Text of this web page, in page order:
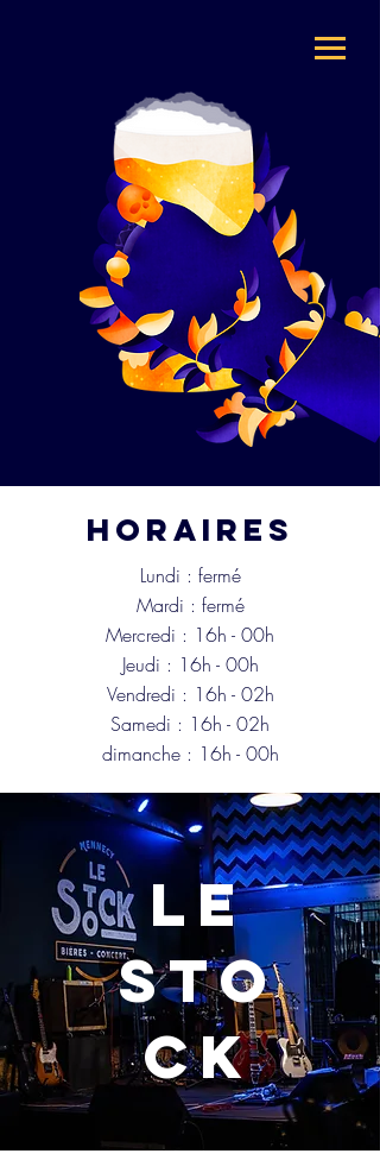
Horaires
Lundi : fermé
Mardi : fermé
Mercredi : 16h - 00h
Jeudi : 16h -00h
Vendredi : 16h -02h
Samedi : 16h - 02h
dimanche : 16h -00h
Le
sto
ck